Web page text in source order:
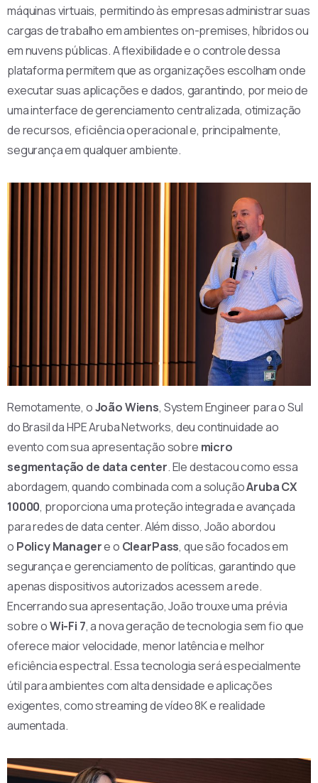
máquinas virtuais, permitindo às empresas administrar suas
cargas de trabalho em ambientes on-premises, híbridos ou
em nuvens públicas. A flexibilidade e o controle dessa
plataforma permitem que as organizações escolham onde
executar suas aplicações e dados, garantindo, por meio de
uma interface de gerenciamento centralizada, otimização
de recursos, eficiência operacional e, principalmente,
segurança em qualquer ambiente.
Remotamente, oJoão Wiens, System Engineer para o Sul
do Brasil da HPE Aruba Networks, deu continuidade ao
evento com sua apresentação sobre micro
segmentação de data center. Ele destacou como essa
abordagem, quando combinada com a soluçãoAruba CX
10000, proporciona uma proteção integrada e avançada
para redes de data center. Além disso, João abordou
o Policy Managere o ClearPass, que são focados em
segurança e gerenciamento de políticas, garantindo que
apenas dispositivos autorizados acessem a rede.
Encerrando sua apresentação, João trouxe uma prévia
sobre oWi-Fi 7, a nova geração de tecnologia sem fio que
oferece maior velocidade, menor latência e melhor
eficiência espectral. Essa tecnologia será especialmente
útil para ambientes com alta densidade e aplicações
exigentes, como streaming de vídeo 8K e realidade
aumentada.